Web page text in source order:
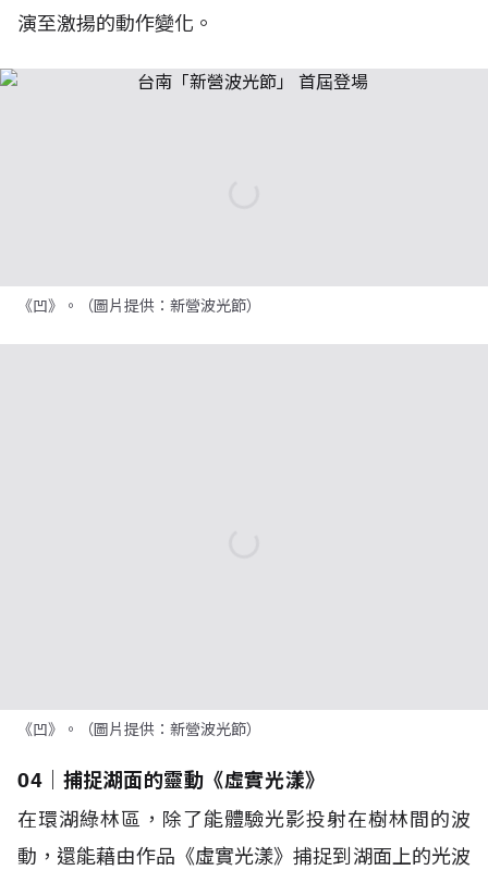
演至激揚的動作變化。
《凹》。（圖片提供：新營波光節）
《凹》。（圖片提供：新營波光節）
04｜捕捉湖面的靈動《虛實光漾》
在環湖綠林區，除了能體驗光影投射在樹林間的波
動，還能藉由作品《虛實光漾》捕捉到湖面上的光波